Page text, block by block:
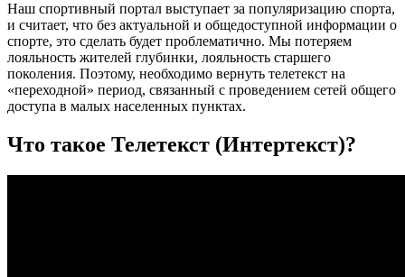
Наш спортивный портал выступает за популяризацию спорта,
и считает, что без актуальной и общедоступной информации о
спорте, это сделать будет проблематично. Мы потеряем
лояльность жителей глубинки, лояльность старшего
поколения. Поэтому, необходимо вернуть телетекст на
«переходной» период, связанный с проведением сетей общего
доступа в малых населенных пунктах.
Что такое Телетекст (Интертекст)?